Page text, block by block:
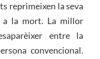
reprimeixen la seva
la mort. La millor
entre la
convencional.